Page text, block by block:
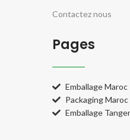
Contactez nous
Pages
Emballage Maroc
Packaging Maroc
Emballage Tanger